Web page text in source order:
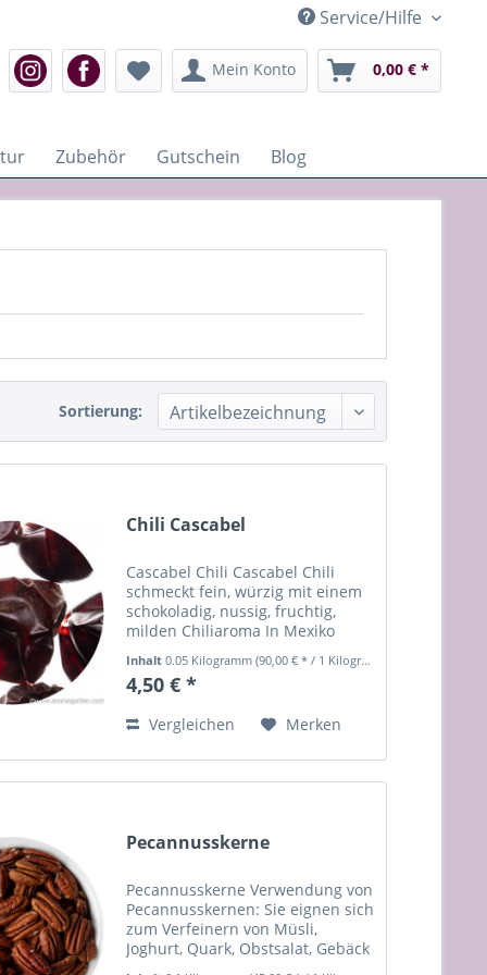
Service/Hilfe
Mein Konto 0,00 € *
Zubehör Gutschein Blog
Sortierung:
Chili Cascabel
Cascabel Chili Cascabel Chili
schmeckt fein, würzig mit einem
schokoladig, nussig, fruchtig,
milden Chiliaroma In Mexiko
unteranderem die Grundlage für
die bekannten Salsas. Sie
Inhalt0.05 Kilogramm(90,00 € * / 1 Kilogramm)
4,50 € *
Vergleichen Merken
Pecannusskerne
Pecannusskerne Verwendung von
Pecannusskernen: Sie eignen sich
zum Verfeinern von Müsli,
Joghurt, Quark, Obstsalat, Gebäck